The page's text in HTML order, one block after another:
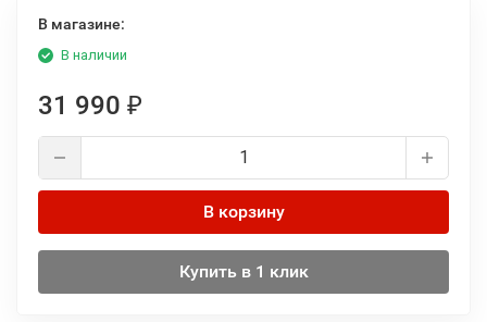
В магазине:
В наличии
31 990 ₽
В корзину
Купить в 1 клик